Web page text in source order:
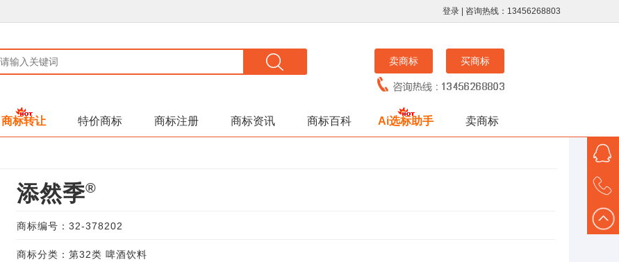
登录 | 咨询热线：13456268803
卖商标 买商标
商标转让 特价商标 商标注册 商标资讯 商标百科 Ai选标助手 卖商标
添然季®
商标编号：32-378202
商标分类：第32类 啤酒饮料